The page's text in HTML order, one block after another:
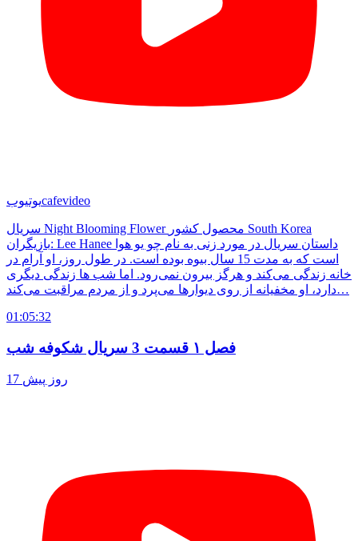
یوتیوبcafevideo
سریال Night Blooming Flower محصول کشور South Korea
بازیگران: Lee Hanee داستان سریال در مورد زنی به نام چو یو هوا
است که به مدت 15 سال بیوه بوده است. در طول روز، او آرام در
خانه زندگی می‌کند و هرگز بیرون نمی‌رود. اما شب ها زندگی دیگری
دارد، او مخفیانه از روی دیوارها می‌پرد و از مردم مراقبت می‌کند…
01:05:32
فصل ۱ قسمت 3 سریال شکوفه شب
17 روز پیش